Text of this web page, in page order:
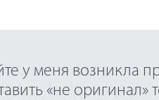
у меня возникла
«не оригинал»